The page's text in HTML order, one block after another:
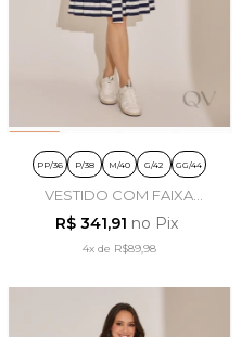
PP/36 P/38 M/40 G/42 GG/44
VESTIDO COM FAIXA
LISTRADO EM MALHA
CONFORTO FIO TINTO AZUL
MARINHO - TATA MARTELLO
R$ 341,91 no Pix
4xde R$89,98